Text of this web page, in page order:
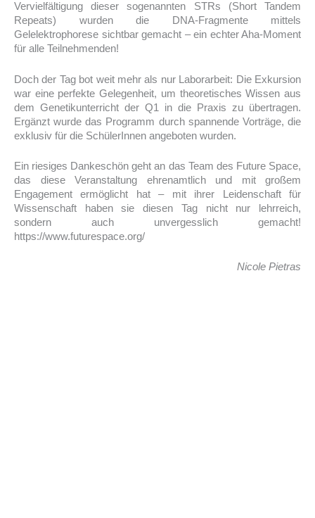
Vervielfältigung dieser sogenannten STRs (Short Tandem
Repeats) wurden die DNA-Fragmente mittels
Gelelektrophorese sichtbar gemacht – ein echter Aha-Moment
für alle Teilnehmenden!
Doch der Tag bot weit mehr als nur Laborarbeit: Die Exkursion
war eine perfekte Gelegenheit, um theoretisches Wissen aus
dem Genetikunterricht der Q1 in die Praxis zu übertragen.
Ergänzt wurde das Programm durch spannende Vorträge, die
exklusiv für die SchülerInnen angeboten wurden.
Ein riesiges Dankeschön geht an das Team des Future Space,
das diese Veranstaltung ehrenamtlich und mit großem
Engagement ermöglicht hat – mit ihrer Leidenschaft für
Wissenschaft haben sie diesen Tag nicht nur lehrreich,
sondern auch unvergesslich gemacht!
https://www.futurespace.org/
Nicole Pietras